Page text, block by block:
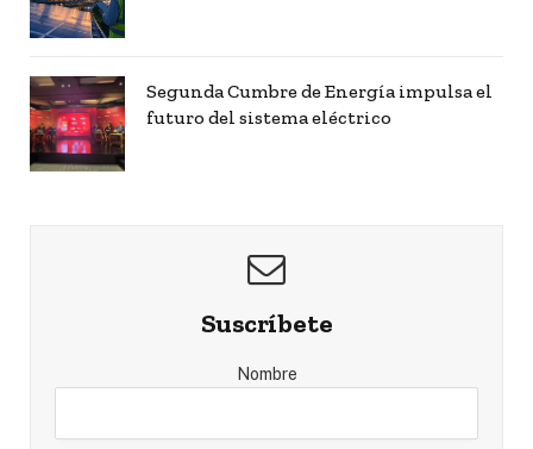
Segunda Cumbre de Energía impulsa el
futuro del sistema eléctrico
Suscríbete
Nombre